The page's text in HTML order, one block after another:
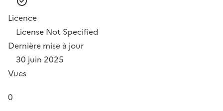
Licence
License Not Specified
Dernière mise à jour
30 juin 2025
Vues
0